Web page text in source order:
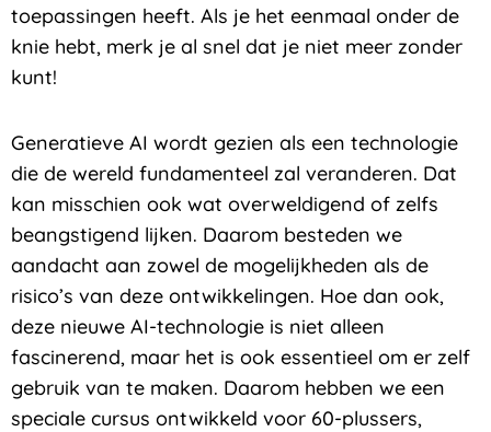
toepassingen heeft. Als je het eenmaal onder de
knie hebt, merk je al snel dat je niet meer zonder
kunt!
Generatieve AI wordt gezien als een technologie
die de wereld fundamenteel zal veranderen. Dat
kan misschien ook wat overweldigend of zelfs
beangstigend lijken. Daarom besteden we
aandacht aan zowel de mogelijkheden als de
risico’s van deze ontwikkelingen. Hoe dan ook,
deze nieuwe AI-technologie is niet alleen
fascinerend, maar het is ook essentieel om er zelf
gebruik van te maken. Daarom hebben we een
speciale cursus ontwikkeld voor 60-plussers,